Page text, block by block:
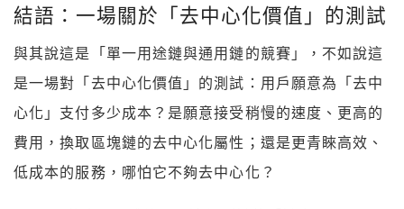
結語：一場關於「去中心化價值」的測試
與其說這是「單一用途鏈與通用鏈的競賽」，不如說這
是一場對「去中心化價值」的測試：用戶願意為「去中
心化」支付多少成本？是願意接受稍慢的速度、更高的
費用，換取區塊鏈的去中心化屬性；還是更青睞高效、
低成本的服務，哪怕它不夠去中心化？